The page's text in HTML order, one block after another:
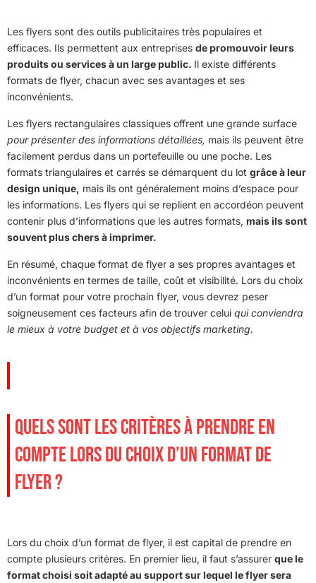
Les flyers sont des outils publicitaires très populaires et
efficaces. Ils permettent aux entreprises de promouvoir leurs
produits ou services à un large public. Il existe différents
formats de flyer, chacun avec ses avantages et ses
inconvénients.
Les flyers rectangulaires classiques offrent une grande surface
pour présenter des informations détaillées, mais ils peuvent être
facilement perdus dans un portefeuille ou une poche. Les
formats triangulaires et carrés se démarquent du lot grâce à leur
design unique, mais ils ont généralement moins d’espace pour
les informations. Les flyers qui se replient en accordéon peuvent
contenir plus d’informations que les autres formats, mais ils sont
souvent plus chers à imprimer.
En résumé, chaque format de flyer a ses propres avantages et
inconvénients en termes de taille, coût et visibilité. Lors du choix
d’un format pour votre prochain flyer, vous devrez peser
soigneusement ces facteurs afin de trouver celui qui conviendra
le mieux à votre budget et à vos objectifs marketing.
QUELS SONT LES CRITÈRES À PRENDRE EN
COMPTE LORS DU CHOIX D’UN FORMAT DE
FLYER ?
Lors du choix d’un format de flyer, il est capital de prendre en
compte plusieurs critères. En premier lieu, il faut s’assurer que le
format choisi soit adapté au support sur lequel le flyer sera